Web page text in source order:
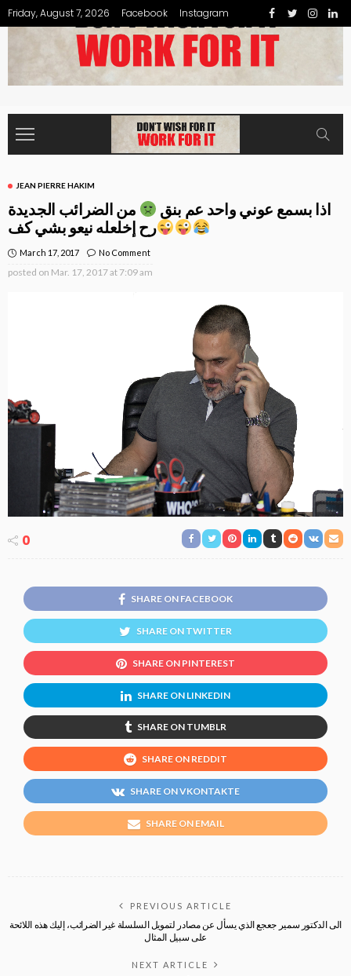
Friday, August 7, 2026 Facebook Instagram
JEAN PIERRE HAKIM
اذا بسمع عوني واحد عم بنق
من الضرائب الجديدة
رح إخلعله نيعو بشي كف
March 17, 2017 No Comment
posted on Mar. 17, 2017 at 7:09 am
0
SHARE ON FACEBOOK
SHARE ON TWITTER
SHARE ON PINTEREST
SHARE ON LINKEDIN
SHARE ON TUMBLR
SHARE ON REDDIT
SHARE ON VKONTAKTE
SHARE ON EMAIL
PREVIOUS ARTICLE
الى الدكتور سمير جعجع الذي يسأل عن مصادر لتمويل السلسلة غير الضرائب، إليك هذه اللائحة
على سبيل المثال
NEXT ARTICLE